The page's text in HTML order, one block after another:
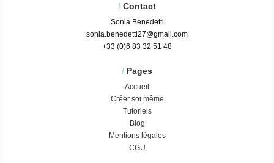
/ Contact
Sonia Benedetti
sonia.benedetti27@gmail.com
+33 (0)6 83 32 51 48
/ Pages
Accueil
Créer soi même
Tutoriels
Blog
Mentions légales
CGU